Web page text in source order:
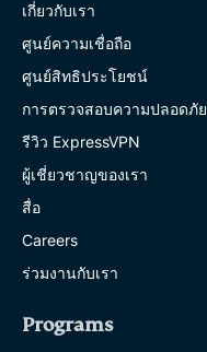
เกี่ยวกับเรา
ศูนย์ความเชื่อถือ
ศูนย์สิทธิประโยชน์
การตรวจสอบความปลอดภัย
รีวิว ExpressVPN
ผู้เชี่ยวชาญของเรา
สื่อ
Careers
ร่วมงานกับเรา
Programs